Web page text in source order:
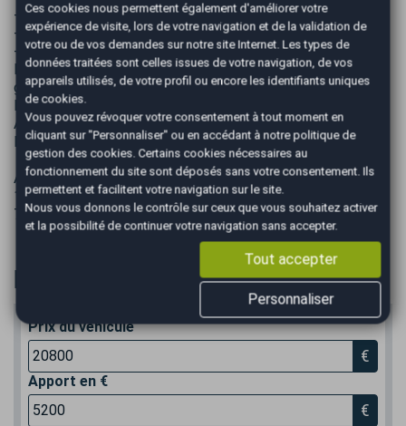
- Révision faite pour la vente
-
- DIVERS:
Habilitation de la préfecture pour effectuer votre carte
grise.
Reprise possible de votre véhicule.
Achat cash de votre véhicule.
Possibilité de venir vous chercher à la gare d'Albertville.
AUTOEASY
1140 CHEMIN DE LA CASSINE
73200 ALBERTVILLE
Financer
Prix du véhicule
€
Apport en €
€
Ces cookies nous permettent également d'améliorer votre
expérience de visite, lors de votre navigation et de la validation de
votre ou de vos demandes sur notre site Internet. Les types de
données traitées sont celles issues de votre navigation, de vos
appareils utilisés, de votre profil ou encore les identifiants uniques
de cookies.
Vous pouvez révoquer votre consentement à tout moment en
cliquant sur "Personnaliser" ou en accédant à notre politique de
gestion des cookies. Certains cookies nécessaires au
fonctionnement du site sont déposés sans votre consentement. Ils
permettent et facilitent votre navigation sur le site.
Nous vous donnons le contrôle sur ceux que vous souhaitez activer
et la possibilité de continuer votre navigation sans accepter.
Tout accepter
Personnaliser